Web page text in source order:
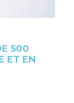
500
ET EN